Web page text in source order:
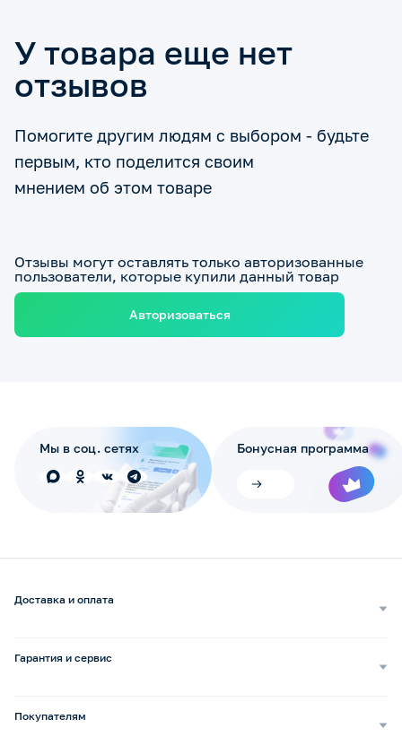
У товара еще нет
отзывов
Помогите другим людям с выбором - будьте
первым, кто поделится своим
мнением об этом товаре
Отзывы могут оставлять только авторизованные
пользователи, которые купили данный товар
Авторизоваться
Мы в соц. сетях Бонусная программа
Доставка и оплата
Гарантия и сервис
Покупателям